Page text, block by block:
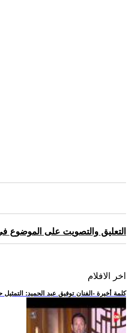
التعليق والتصويت على الموضوع
اخر الافلام
.. كلمة أخيرة -الفنان توفيق عبد الحميد: التمثيل